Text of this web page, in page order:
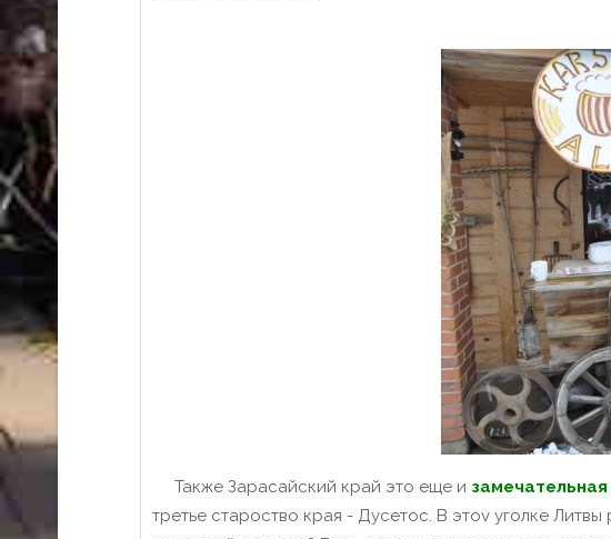
Также Зарасайский край это еще и
третье староство края - Дусетос. В этоv уголке